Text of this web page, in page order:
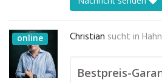
online Christian sucht in
Bestpreis-